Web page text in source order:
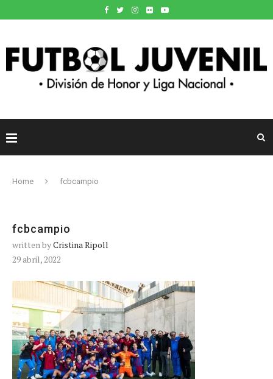
Home fcbcampio
fcbcampio
written byCristina Ripoll
29 abril, 2022